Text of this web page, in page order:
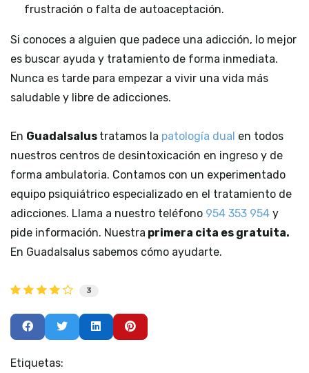
frustración o falta de autoaceptación.
Si conoces a alguien que padece una adicción, lo mejor
es buscar ayuda y tratamiento de forma inmediata.
Nunca es tarde para empezar a vivir una vida más
saludable y libre de adicciones.
En Guadalsalus tratamos la patología dual en todos
nuestros centros de desintoxicación en ingreso y de
forma ambulatoria. Contamos con un experimentado
equipo psiquiátrico especializado en el tratamiento de
adicciones. Llama a nuestro teléfono 954 353 954 y
pide información. Nuestra primera cita es gratuita.
En Guadalsalus sabemos cómo ayudarte.
3
Etiquetas: